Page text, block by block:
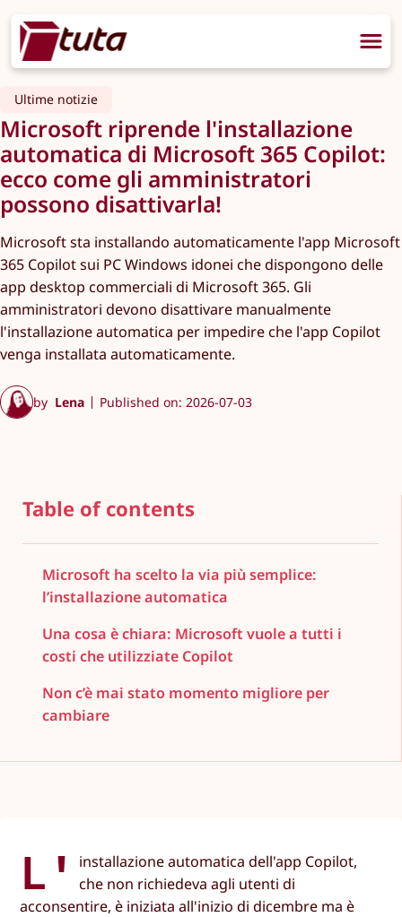
Ultime notizie
Microsoft riprende l'installazione
automatica di Microsoft 365 Copilot:
ecco come gli amministratori
possono disattivarla!
Microsoft sta installando automaticamente l'app Microsoft
365 Copilot sui PC Windows idonei che dispongono delle
app desktop commerciali di Microsoft 365. Gli
amministratori devono disattivare manualmente
l'installazione automatica per impedire che l'app Copilot
venga installata automaticamente.
by Lena Published on: 2026-07-03
Table of contents
Microsoft ha scelto la via più semplice:
l’installazione automatica
Una cosa è chiara: Microsoft vuole a tutti i
costi che utilizziate Copilot
Non c’è mai stato momento migliore per
cambiare
L'
installazione automatica dell'app Copilot,
che non richiedeva agli utenti di
acconsentire, è iniziata all'inizio di dicembre ma è